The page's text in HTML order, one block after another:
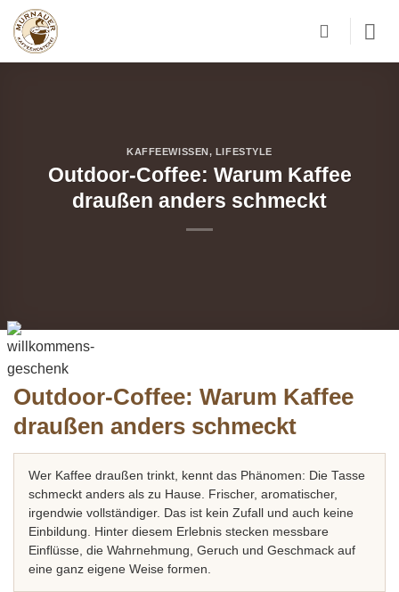
Zum
Inhalt
springen
KAFFEEWISSEN, LIFESTYLE
Outdoor-Coffee: Warum Kaffee
draußen anders schmeckt
Outdoor-Coffee: Warum Kaffee
draußen anders schmeckt
Wer Kaffee draußen trinkt, kennt das Phänomen: Die Tasse
schmeckt anders als zu Hause. Frischer, aromatischer,
irgendwie vollständiger. Das ist kein Zufall und auch keine
Einbildung. Hinter diesem Erlebnis stecken messbare
Einflüsse, die Wahrnehmung, Geruch und Geschmack auf
eine ganz eigene Weise formen.